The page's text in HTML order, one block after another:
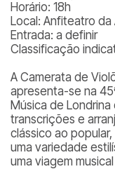
Horário: 18h
Local: Anfiteatro
Entrada: a definir
Classificação
A Camerata de
apresenta-se na
Música de
transcrições e
clássico ao
uma variedade
uma viagem